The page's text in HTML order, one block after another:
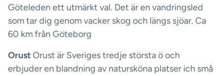
Göteleden ett utmärkt val. Det är en vandringsled
som tar dig genom vacker skog och längs sjöar. Ca
60 km från Göteborg
OrustOrust är Sveriges tredje största ö och
erbjuder en blandning av natursköna platser ich små